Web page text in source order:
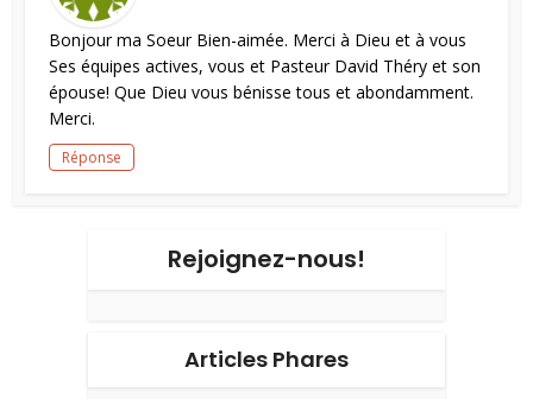
Bonjour ma Soeur Bien-aimée. Merci à Dieu et à vous
Ses équipes actives, vous et Pasteur David Théry et son
épouse! Que Dieu vous bénisse tous et abondamment.
Merci.
Réponse
Rejoignez-nous!
Articles Phares